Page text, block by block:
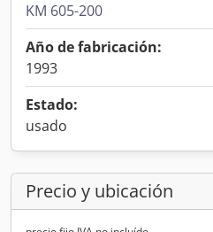
KM 605-200
Año de fabricación:
1993
Estado:
usado
Precio y ubicación